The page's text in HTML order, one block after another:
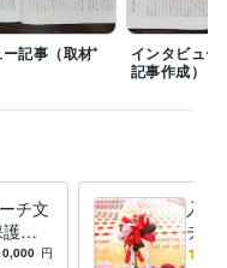
: 11年
11年
ネット短編小説、佳作入
恋が魔法」優秀賞（日本
ト佳作入選
「とっておき
新聞の投書（全国・地域）
記事（取材⁺
インタビュー
記事作成）
チ文
者
広報円
入
チ文
TA